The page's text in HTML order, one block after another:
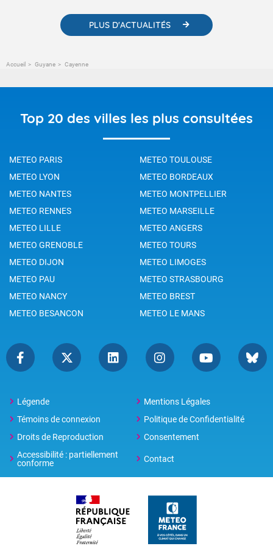
PLUS D'ACTUALITÉS
Accueil Guyane Cayenne
Top 20 des villes les plus consultées
METEO PARIS
METEO TOULOUSE
METEO LYON
METEO BORDEAUX
METEO NANTES
METEO MONTPELLIER
METEO RENNES
METEO MARSEILLE
METEO LILLE
METEO ANGERS
METEO GRENOBLE
METEO TOURS
METEO DIJON
METEO LIMOGES
METEO PAU
METEO STRASBOURG
METEO NANCY
METEO BREST
METEO BESANCON
METEO LE MANS
Légende
Mentions Légales
Témoins de connexion
Politique de Confidentialité
Droits de Reproduction
Consentement
Accessibilité : partiellement
conforme
Contact